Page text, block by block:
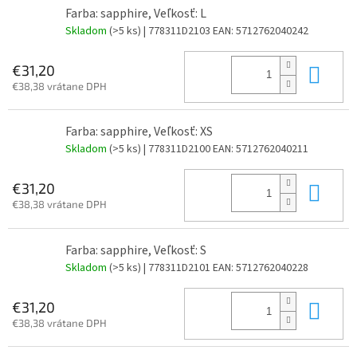
Farba: sapphire, Veľkosť: L
Skladom (>5 ks) | 778311D2103 EAN: 5712762040242
€31,20
€38,38 vrátane DPH
Farba: sapphire, Veľkosť: XS
Skladom (>5 ks) | 778311D2100EAN: 5712762040211
€31,20
€38,38 vrátane DPH
Farba: sapphire, Veľkosť: S
Skladom (>5 ks) | 778311D2101 EAN: 5712762040228
€31,20
€38,38 vrátane DPH